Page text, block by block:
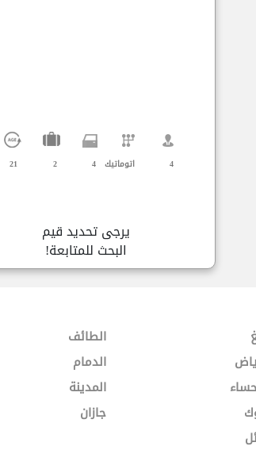
4 اتوماتيك 4
2
21
يرجى تحديد قيم
البحث للمتابعة!
الطائف
الدمام
المدينة
جازان